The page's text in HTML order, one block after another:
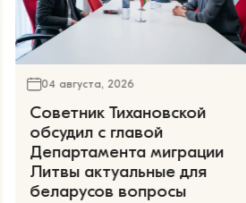
04 августа, 2026
Советник Тихановской
обсудил с главой
Департамента миграции
Литвы актуальные для
беларусов вопросы